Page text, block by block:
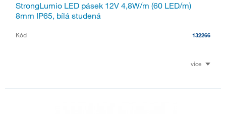
StrongLumio LED pásek 12V 4,8W/m (60 LED/m)
8mm IP65, bílá studená
Kód 132266
více